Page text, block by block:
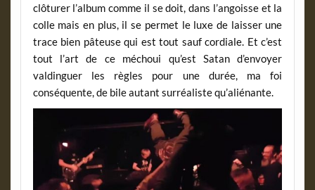
clôturer l’album comme il se doit, dans l’angoisse et la
colle mais en plus, il se permet le luxe de laisser une
trace bien pâteuse qui est tout sauf cordiale. Et c’est
tout l’art de ce méchoui qu’est Satan d’envoyer
valdinguer les règles pour une durée, ma foi
conséquente, de bile autant surréaliste qu’aliénante.